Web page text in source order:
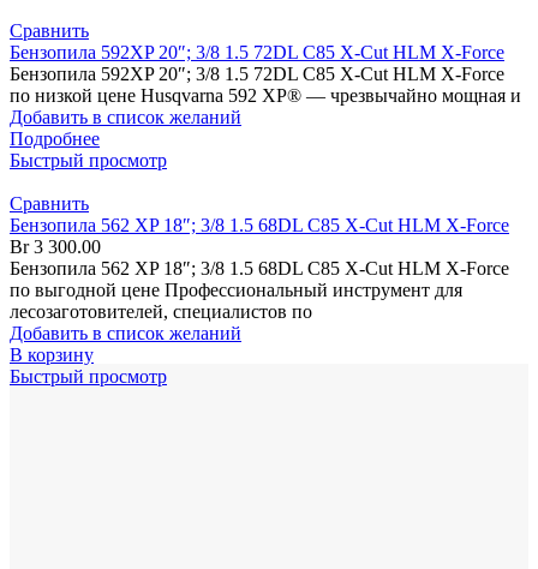
Сравнить
Бензопила 592XP 20″; 3/8 1.5 72DL C85 X-Cut HLM X-Force
Бензопила 592XP 20″; 3/8 1.5 72DL C85 X-Cut HLM X-Force
по низкой цене Husqvarna 592 XP® — чрезвычайно мощная и
Добавить в список желаний
Подробнее
Быстрый просмотр
Сравнить
Бензопила 562 XP 18″; 3/8 1.5 68DL C85 X-Cut HLM X-Force
Br3 300.00
Бензопила 562 XP 18″; 3/8 1.5 68DL C85 X-Cut HLM X-Force
по выгодной цене Профессиональный инструмент для
лесозаготовителей, специалистов по
Добавить в список желаний
В корзину
Быстрый просмотр